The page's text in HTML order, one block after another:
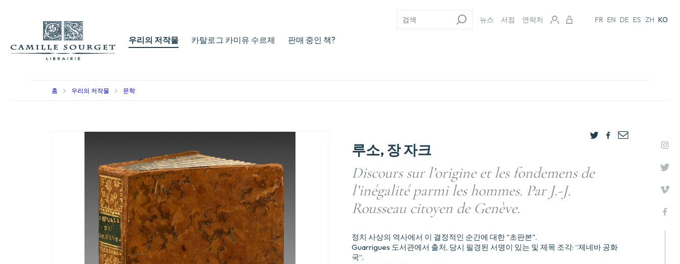
우리의 저작물 카탈로그 카미유 수르제 판매 중인 책?
뉴스 서점 연락처 FR EN DE ES ZH KO
홈 우리의 저작물 문학
루소, 장 자크
Discours sur l’origine et les fondemens de
l’inégalité parmi les hommes. Par J.-J.
Rousseau citoyen de Genève.
정치 사상의 역사에서 이 결정적인 순간에 대한 "초판본".
Guarrigues 도서관에서 출처, 당시 필경된 서명이 있는 및 제목 조각: “제네바 공화
국”.